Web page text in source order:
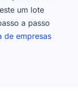
um lote
a passo
de empresas